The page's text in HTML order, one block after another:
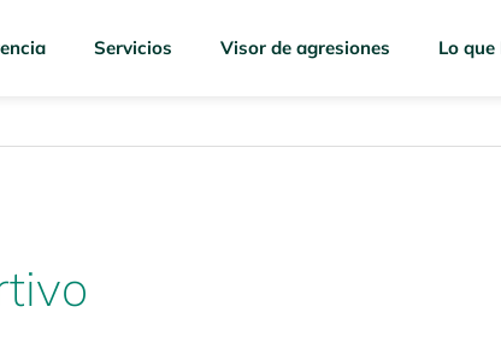
Servicios Visor de agresiones Lo que